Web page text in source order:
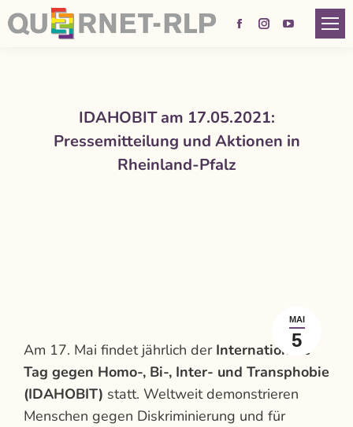
Facebook
new
window
Instagram
new
window
YouTube
window
IDAHOBIT am 17.05.2021:
Pressemitteilung und Aktionen in
Rheinland-Pfalz
MAI
5
Am 17. Mai findet jährlich der Internationale
Tag gegen Homo-, Bi-, Inter- und Transphobie
(IDAHOBIT) statt. Weltweit demonstrieren
Menschen gegen Diskriminierung und für